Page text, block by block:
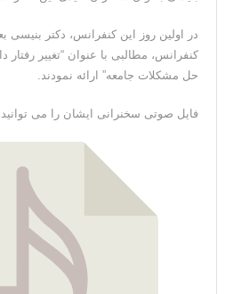
در اولین روز این کنفرانس، دکتر بنیسی
کنفرانس، مطالبی با عنوان “تغییر
حل مشکلات جامعه” ارائه نمودند.
فایل صوتی سخنرانی ایشان را می توانید